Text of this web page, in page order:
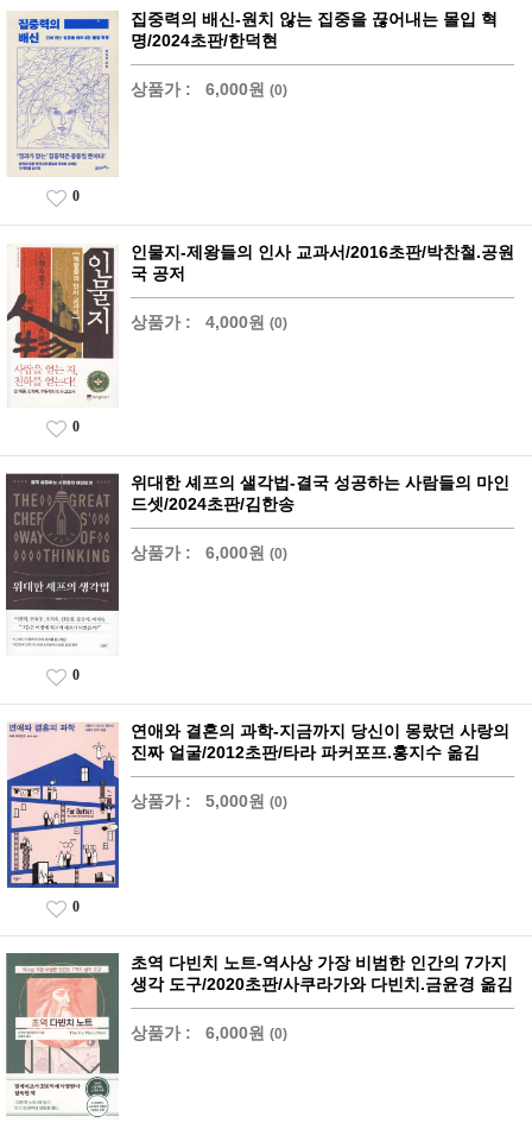
집중력의 배신-원치 않는 집중을 끊어내는 몰입 혁
명/2024초판/한덕현
상품가 : 6,000원 (0)
0
인물지-제왕들의 인사 교과서/2016초판/박찬철.공원
국 공저
상품가 : 4,000원 (0)
0
위대한 셰프의 샐각법-결국 성공하는 사람들의 마인
드셋/2024초판/김한송
상품가 : 6,000원 (0)
0
연애와 결혼의 과학-지금까지 당신이 몽랐던 사랑의
진짜 얼굴/2012초판/타라 파커포프.홍지수 옮김
상품가 : 5,000원 (0)
0
초역 다빈치 노트-역사상 가장 비범한 인간의 7가지
생각 도구/2020초판/사쿠라가와 다빈치.금윤경 옮김
상품가 : 6,000원 (0)